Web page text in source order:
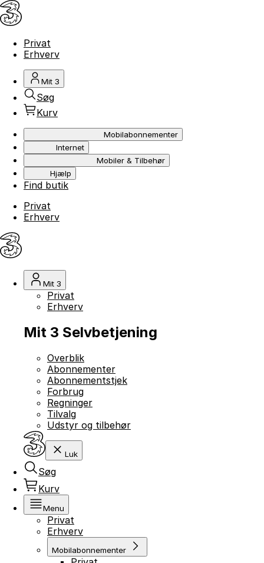
Privat
Erhverv
Mit 3
Søg
Kurv
Mobilabonnementer
Internet
Mobiler & Tilbehør
Hjælp
Find butik
Privat
Erhverv
Mit 3
Privat
Erhverv
Mit 3 Selvbetjening
Overblik
Abonnementer
Abonnementstjek
Forbrug
Regninger
Tilvalg
Udstyr og tilbehør
Luk
Søg
Kurv
Menu
Privat
Erhverv
Mobilabonnementer